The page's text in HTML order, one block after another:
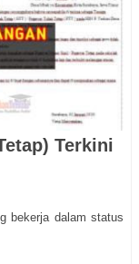
Terkini
bekerja dalam status